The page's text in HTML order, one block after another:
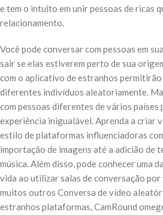
e tem o intuito em unir pessoas de ricas
relacionamento.
Você pode conversar com pessoas em
sair se elas estiverem perto de sua
com o aplicativo de estranhos permitirão
diferentes indivíduos aleatoriamente.
com pessoas diferentes de vários países
experiência inigualável. Aprenda a criar
estilo de plataformas influenciadoras
importação de imagens até a adicião de
música. Além disso, pode conhecer uma
vida ao utilizar salas de conversação
muitos outros Conversa de vídeo
estranhos plataformas, CamRound